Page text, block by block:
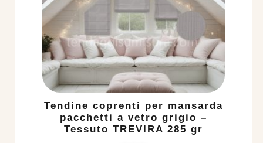
Tendine coprenti per mansarda
pacchetti a vetro grigio –
Tessuto TREVIRA 285 gr